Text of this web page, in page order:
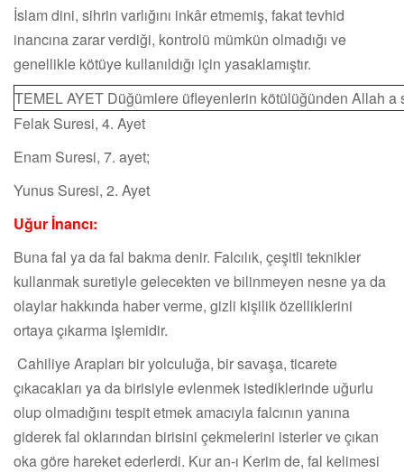
İslam dini, sihrin varlığını inkâr etmemiş, fakat tevhid
inancına zarar verdiği, kontrolü mümkün olmadığı ve
genellikle kötüye kullanıldığı için yasaklamıştır.
TEMEL AYET Düğümlere üfleyenlerin kötülüğünden Allah a
Felak Suresi, 4. Ayet
Enam Suresi, 7. ayet;
Yunus Suresi, 2. Ayet
Uğur İnancı:
Buna fal ya da fal bakma denir. Falcılık, çeşitli teknikler
kullanmak suretiyle gelecekten ve bilinmeyen nesne ya da
olaylar hakkında haber verme, gizli kişilik özelliklerini
ortaya çıkarma işlemidir.
Cahiliye Arapları bir yolculuğa, bir savaşa, ticarete
çıkacakları ya da birisiyle evlenmek istediklerinde uğurlu
olup olmadığını tespit etmek amacıyla falcının yanına
giderek fal oklarından birisini çekmelerini isterler ve çıkan
oka göre hareket ederlerdi. Kur an-ı Kerim de, fal kelimesi